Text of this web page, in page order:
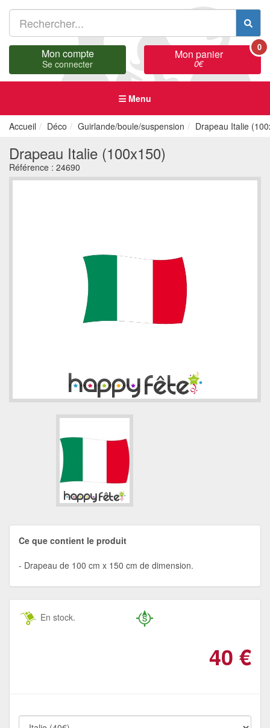
Mon compte
Se connecter
Mon panier
0€
0
Menu
Accueil Déco Guirlande/boule/suspension Drapeau Italie
Drapeau Italie (100x150)
Référence : 24690
Ce que contient le produit
Drapeau de 100 cm x 150 cm de dimension.
En stock.
40 €